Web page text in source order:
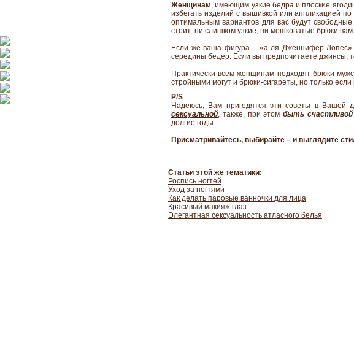
Женщинам, имеющим узкие бедра и плоские
избегать изделий с вышивкой или аппликацией
оптимальным вариантов для вас будут
стоит: ни слишком узкие, ни мешковатые брюки вам
Если же ваша фигура – «а-ля Дженнифер Лопес»
середины бедер. Если вы предпочитаете джинсы,
Практически всем женщинам подходят брюки
стройными могут и брюки-сигареты, но только
P/S
Надеюсь, Вам пригодятся эти советы в Вашей
сексуальной, также, при этомбыть счастливой
долгие годы.
Присматривайтесь, выбирайте – и выглядите
Статьи этой же тематики:
Роспись ногтей
Уход за ногтями
Как делать паровые ванночки для лица
Красивый макияж глаз
Элегантная сексуальность атласного белья